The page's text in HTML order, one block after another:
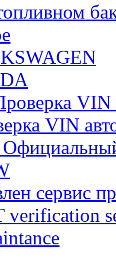
VIN
VIN
сервис
verification